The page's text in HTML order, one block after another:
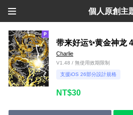
個人原創主
带来好运✨黄金神龙 4
Charlie
V1.48 / 無使用效期限制
支援iOS 26部分設計規格
NT$30